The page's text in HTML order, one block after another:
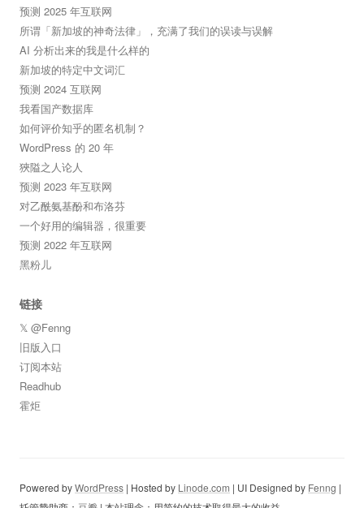
预测 2025 年互联网
所谓「新加坡的神奇法律」，充满了我们的误读与误解
AI 分析出来的我是什么样的
新加坡的特定中文词汇
预测 2024 互联网
我看国产数据库
如何评价知乎的匿名机制？
WordPress 的 20 年
狹隘之人论人
预测 2023 年互联网
对乙酰氨基酚和布洛芬
一个好用的编辑器，很重要
预测 2022 年互联网
黑粉儿
链接
𝕏 @Fenng
旧版入口
订阅本站
Readhub
霍炬
Powered byWordPress | Hosted by Linode.com | UI Designed by Fenng |